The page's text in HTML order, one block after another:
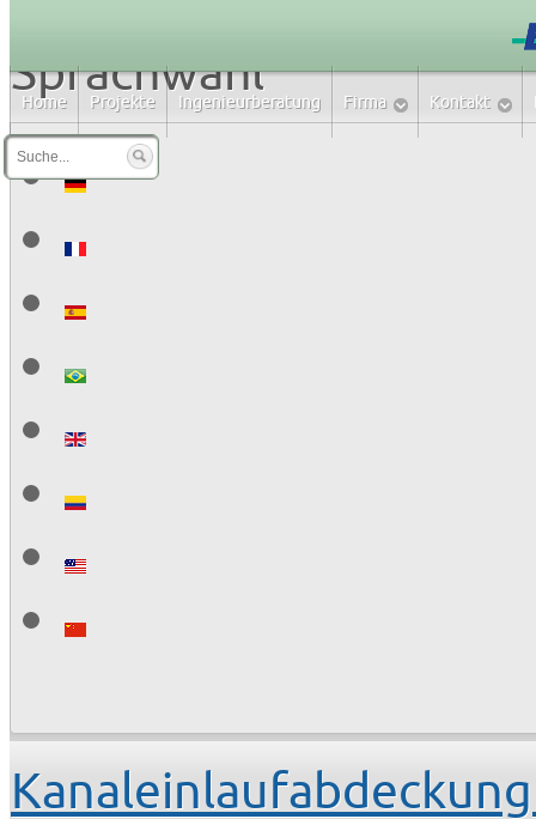
Home Projekte Ingenieurberatung Firma Kontakt
Sprachwahl
Kanaleinlaufabdeckung